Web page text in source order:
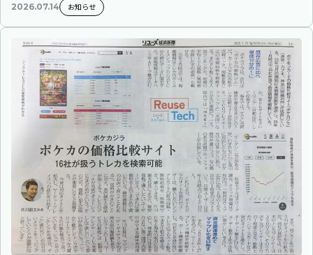
2026.07.14 お知らせ